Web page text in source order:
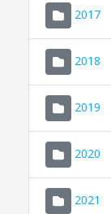
2017
2018
2019
2020
2021